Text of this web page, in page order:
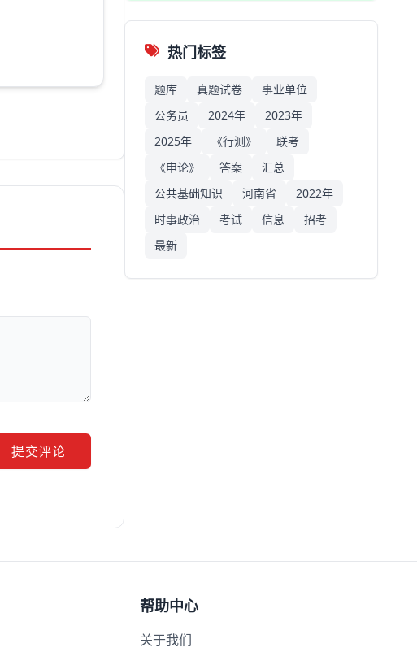
提交评论
热门标签
题库 真题试卷
事业单位
公务员
2024年
2023年
2025年
《行测》
联考
《申论》
答案
汇总
公共基础知识
河南省
2022年
时事政治
考试 信息
招考
最新
帮助中心
关于我们